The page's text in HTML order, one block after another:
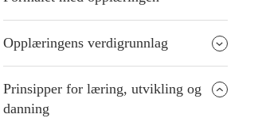
Opplæringens verdigrunnlag
Prinsipper for læring, utvikling og
danning